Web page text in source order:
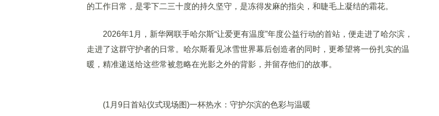
的工作日常，是零下二三十度的持久坚守，是冻得发麻的指尖，和睫毛上凝结的霜花。
2026年1月，新华网联手哈尔斯“让爱更有温度”年度公益行动的首站，便走进了哈尔滨，
走进了这群守护者的日常。哈尔斯看见冰雪世界幕后创造者的同时，更希望将一份扎实的温
暖，精准递送给这些常被忽略在光影之外的背影，并留存他们的故事。
(1月9日首站仪式现场图)一杯热水：守护尔滨的色彩与温暖